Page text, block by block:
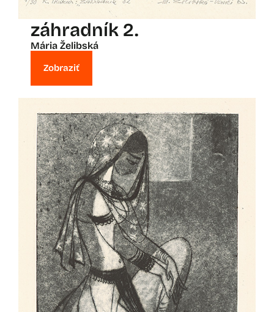
záhradník 2.
Mária Želibská
Zobraziť